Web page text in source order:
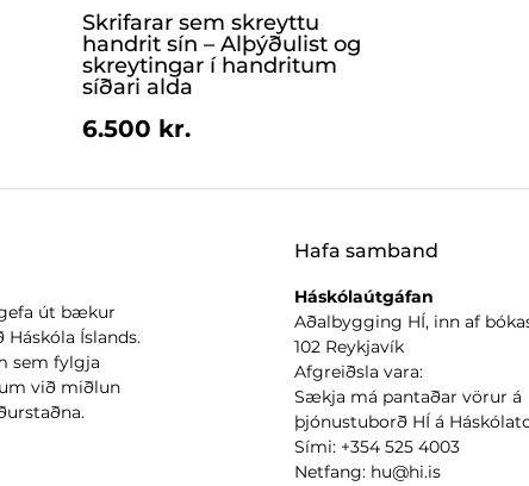
Skrifarar sem skreyttu
handrit sín – Alþýðulist og
skreytingar í handritum
síðari alda
6.500 kr.
út bækur
Íslands.
sem fylgja
við miðlun
Hafa samband
Háskólaútgáfan
Aðalbygging HÍ, inn af
102 Reykjavík
Afgreiðsla vara:
Sækja má pantaðar vörur á
þjónustuborð HÍ á
Sími: +354 525 4003
Netfang: hu@hi.is